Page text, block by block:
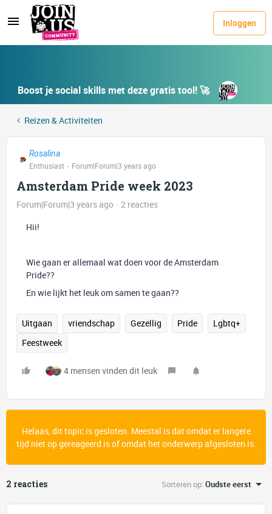
Inloggen
Boost je social skills met deze gratis tool! 🚀
Reizen & Activiteiten
Rosalina
Enthusiast
Forum|Forum|3 years ago
Amsterdam Pride week 2023
Forum|Forum|3 years ago
2 reacties
Hii!
Wie gaan er allemaal wat doen voor de Amsterdam
Pride??
En wie lijkt het leuk om samen te gaan??
Uitgaan vriendschap Gezellig Pride
Lgbtq+
Feestweek
4 mensen vinden dit leuk
Helaas, dit topic is gesloten. Meestal is dat omdat er langere
tijd niet op gereageerd is of omdat het onderwerp afgesloten is.
2 reacties Sorteren op:Oudste eerst